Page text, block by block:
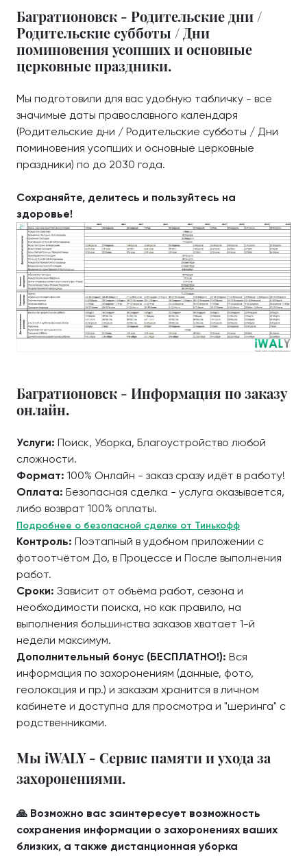
Багратионовск - Родительские дни /
Родительские субботы / Дни
поминовения усопших и основные
церковные праздники.
Мы подготовили для вас удобную табличку - все
значимые даты православного календаря
(Родительские дни / Родительские субботы / Дни
поминовения усопших и основные церковные
праздники) по до 2030 года.
Сохраняйте, делитесь и пользуйтесь на
здоровье!
Багратионовск - Информация по заказу
онлайн.
Услуги: Поиск, Уборка, Благоустройство любой
сложности.
Формат: 100% Онлайн - заказ сразу идёт в работу!
Оплата: Безопасная сделка - услуга оказывается,
либо возврат 100% оплаты.
Подробнее о безопасной сделке от Тинькофф
Контроль: Поэтапный в удобном приложении с
фотоотчётом До, в Процессе и После выполнения
работ.
Сроки: Зависит от объёма работ, сезона и
необходимости поиска, но как правило, на
выполнения большинства заказов хватает 1-й
недели максимум.
Дополнительный бонус (БЕСПЛАТНО!): Вся
информация по захоронениям (данные, фото,
геолокация и пр.) и заказам хранится в личном
кабинете и доступна для просмотра и "шеринга" с
родственниками.
Мы iWALY - Сервис памяти и ухода за
захоронениями.
🙏 Возможно вас заинтересует возможность
сохранения информации о захоронениях ваших
близких, а также дистанционная уборка